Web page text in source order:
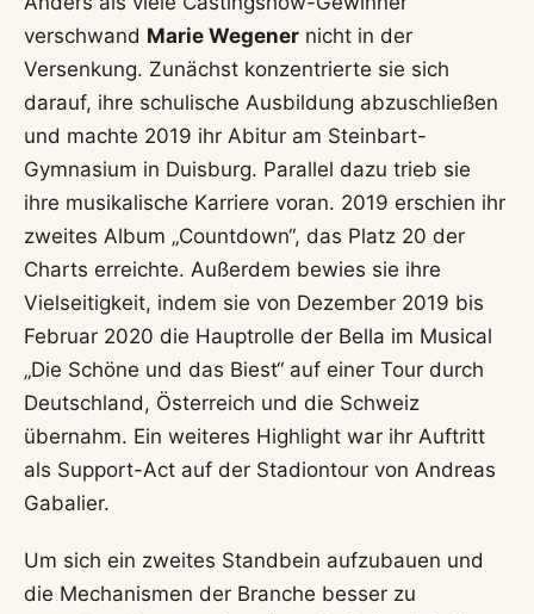
verschwand Marie Wegener nicht in der
Versenkung. Zunächst konzentrierte sie sich
darauf, ihre schulische Ausbildung abzuschließen
und machte 2019 ihr Abitur am Steinbart-
Gymnasium in Duisburg. Parallel dazu trieb sie
ihre musikalische Karriere voran. 2019 erschien ihr
zweites Album „Countdown“, das Platz 20 der
Charts erreichte. Außerdem bewies sie ihre
Vielseitigkeit, indem sie von Dezember 2019 bis
Februar 2020 die Hauptrolle der Bella im Musical
„Die Schöne und das Biest“ auf einer Tour durch
Deutschland, Österreich und die Schweiz
übernahm. Ein weiteres Highlight war ihr Auftritt
als Support-Act auf der Stadiontour von Andreas
Gabalier.
Um sich ein zweites Standbein aufzubauen und
die Mechanismen der Branche besser zu